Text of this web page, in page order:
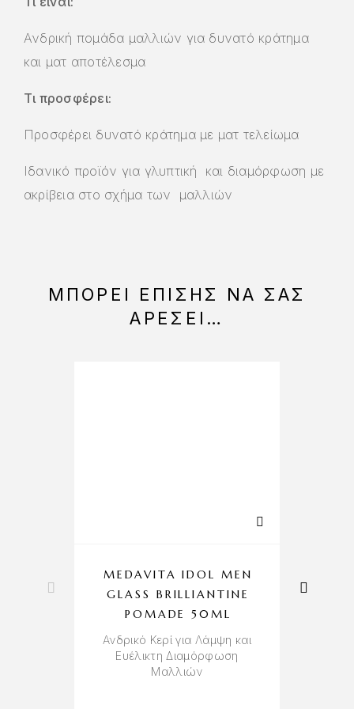
Ανδρική πομάδα μαλλιών για δυνατό κράτημα
και ματ αποτέλεσμα
Τι προσφέρει:
Προσφέρει δυνατό κράτημαμε ματ τελείωμα
Ιδανικό προϊόν για γλυπτική και διαμόρφωση με
ακρίβεια στο σχήμα των μαλλιών
ΜΠΟΡΕΊ ΕΠΊΣΗΣ ΝΑ ΣΑΣ
ΑΡΈΣΕΙ…
MEDAVITA IDOL MEN
GLASS BRILLIANTINE
POMADE 50ML
Ανδρικό Κερί για Λάμψη και
Ευέλικτη Διαμόρφωση
Μαλλιών